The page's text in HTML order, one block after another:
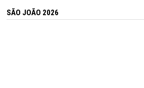
SÃO JOÃO 2026